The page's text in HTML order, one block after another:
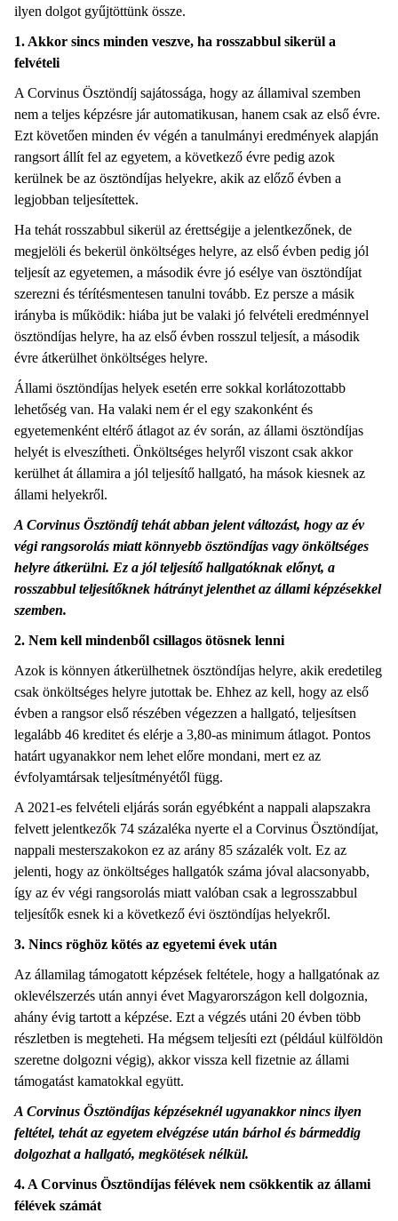
ilyen dolgot gyűjtöttünk össze.
1. Akkor sincs minden veszve, ha rosszabbul sikerül a
felvételi
A Corvinus Ösztöndíj sajátossága, hogy az államival szemben
nem a teljes képzésre jár automatikusan, hanem csak az első évre.
Ezt követően minden év végén a tanulmányi eredmények alapján
rangsort állít fel az egyetem, a következő évre pedig azok
kerülnek be az ösztöndíjas helyekre, akik az előző évben a
legjobban teljesítettek.
Ha tehát rosszabbul sikerül az érettségije a jelentkezőnek, de
megjelöli és bekerül önköltséges helyre, az első évben pedig jól
teljesít az egyetemen, a második évre jó esélye van ösztöndíjat
szerezni és térítésmentesen tanulni tovább. Ez persze a másik
irányba is működik: hiába jut be valaki jó felvételi eredménnyel
ösztöndíjas helyre, ha az első évben rosszul teljesít, a második
évre átkerülhet önköltséges helyre.
Állami ösztöndíjas helyek esetén erre sokkal korlátozottabb
lehetőség van. Ha valaki nem ér el egy szakonként és
egyetemenként eltérő átlagot az év során, az állami ösztöndíjas
helyét is elveszítheti. Önköltséges helyről viszont csak akkor
kerülhet át államira a jól teljesítő hallgató, ha mások kiesnek az
állami helyekről.
A Corvinus Ösztöndíj tehát abban jelent változást, hogy az év
végi rangsorolás miatt könnyebb ösztöndíjas vagy önköltséges
helyre átkerülni. Ez a jól teljesítő hallgatóknak előnyt, a
rosszabbul teljesítőknek hátrányt jelenthet az állami képzésekkel
szemben.
2. Nem kell mindenből csillagos ötösnek lenni
Azok is könnyen átkerülhetnek ösztöndíjas helyre, akik eredetileg
csak önköltséges helyre jutottak be. Ehhez az kell, hogy az első
évben a rangsor első részében végezzen a hallgató, teljesítsen
legalább 46 kreditet és elérje a 3,80-as minimum átlagot. Pontos
határt ugyanakkor nem lehet előre mondani, mert ez az
évfolyamtársak teljesítményétől függ.
A 2021-es felvételi eljárás során egyébként a nappali alapszakra
felvett jelentkezők 74 százaléka nyerte el a Corvinus Ösztöndíjat,
nappali mesterszakokon ez az arány 85 százalék volt. Ez az
jelenti, hogy az önköltséges hallgatók száma jóval alacsonyabb,
így az év végi rangsorolás miatt valóban csak a legrosszabbul
teljesítők esnek ki a következő évi ösztöndíjas helyekről.
3. Nincs röghöz kötés az egyetemi évek után
Az államilag támogatott képzések feltétele, hogy a hallgatónak az
oklevélszerzés után annyi évet Magyarországon kell dolgoznia,
ahány évig tartott a képzése. Ezt a végzés utáni 20 évben több
részletben is megteheti. Ha mégsem teljesíti ezt (például külföldön
szeretne dolgozni végig), akkor vissza kell fizetnie az állami
támogatást kamatokkal együtt.
A Corvinus Ösztöndíjas képzéseknél ugyanakkor nincs ilyen
feltétel, tehát az egyetem elvégzése után bárhol és bármeddig
dolgozhat a hallgató, megkötések nélkül.
4. A Corvinus Ösztöndíjas félévek nem csökkentik az állami
félévek számát